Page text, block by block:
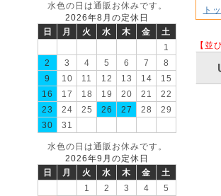
水色の日は通販お休みです。
2026年8月の定休日
日
月 火 水 木 金
土
1
2
3 4 5 6 7
8
9
10 11 12 13 14
15
16
17 18 19 20 21
22
23
24 25 26 27 28
29
30
31
水色の日は通販お休みです。
2026年9月の定休日
日
月 火 水 木 金
土
1
2 3 4
5
ト
【並